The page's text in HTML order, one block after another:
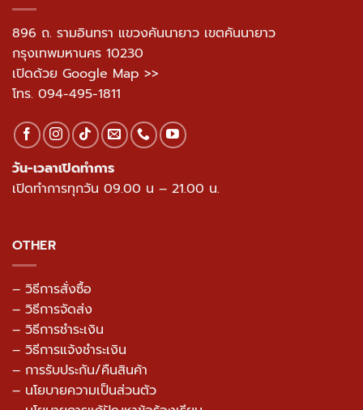
896 ถ. รามอินทรา แขวงคันนายาว เขตคันนายาว
กรุงเทพมหานคร 10230
เปิดด้วย Google Map >>
โทร. 094-495-1811
วัน-เวลาเปิดทำการ
เปิดทำการทุกวัน 09.00 น – 21.00 น.
OTHER
– วิธีการสั่งซื้อ
– วิธีการจัดส่ง
– วิธีการชำระเงิน
– วิธีการแจ้งชำระเงิน
– การรับประกัน/คืนสินค้า
– นโยบายความเป็นส่วนตัว